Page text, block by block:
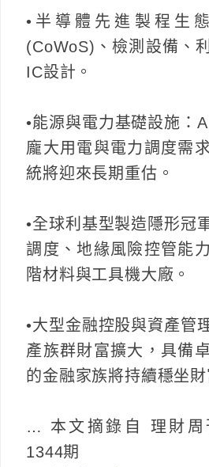
•半導體先進製程生
(CoWoS)、檢測設備、
IC設計。
•能源與電力基礎設施：
龐大用電與電力調度需
統將迎來長期重估。
•全球利基型製造隱形冠
調度、地緣風險控管能
階材料與工具機大廠。
•大型金融控股與資產管
產族群財富擴大，具備
的金融家族將持續穩坐財
… 本文摘錄自 理財周
1344期